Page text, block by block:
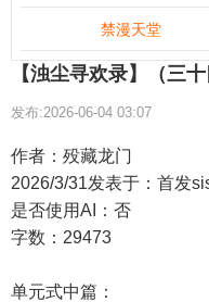
禁漫天堂
【浊尘寻欢录】（三
发布:2026-06-04 03:07
作者：殁藏龙门
2026/3/31发表于：首发
是否使用AI：否
字数：29473
单元式中篇：